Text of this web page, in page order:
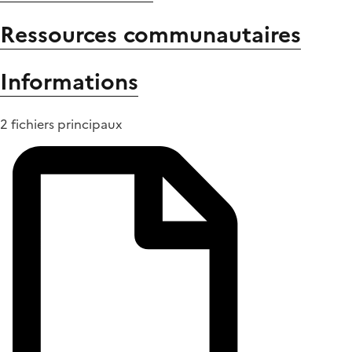
Ressources communautaires
Informations
2 fichiers principaux